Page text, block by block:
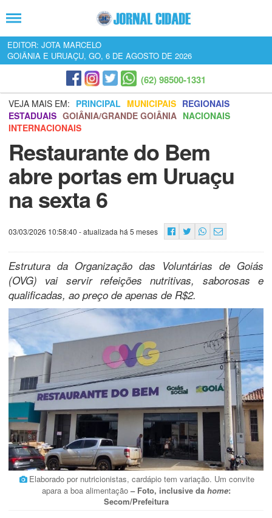
EDITOR: JOTA MARCELO
GOIÂNIA E URUAÇU, GO, 6 DE AGOSTO DE 2026
(62) 98500-1331
VEJA MAIS EM: PRINCIPAL MUNICIPAIS REGIONAIS
ESTADUAIS GOIÂNIA/GRANDE GOIÂNIA NACIONAIS
INTERNACIONAIS
Restaurante do Bem
abre portas em Uruaçu
na sexta 6
03/03/2026 10:58:40 - atualizada há 5 meses
Estrutura da Organização das Voluntárias de Goiás
(OVG) vai servir refeições nutritivas, saborosas e
qualificadas, ao preço de apenas de R$2.
Elaborado por nutricionistas, cardápio tem variação. Um convite
apara a boa alimentação – Foto, inclusive da home:
Secom/Prefeitura